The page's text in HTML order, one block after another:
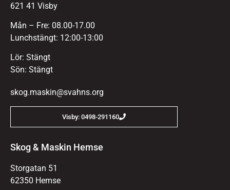
621 41 Visby
Mån – Fre: 08.00-17.00
Lunchstängt: 12:00-13:00
Lör: Stängt
Sön: Stängt
skog.maskin@svahns.org
Visby: 0498-291160
Skog & Maskin Hemse
Storgatan 51
62350 Hemse